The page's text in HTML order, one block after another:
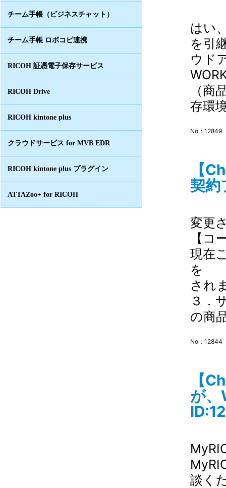
チーム手帳（ビジネスチャット）
チーム手帳 ロボコピ連携
RICOH 証憑電子保存サービス
RICOH Drive
RICOH kintone plus
クラウドサービス for MVB EDR
RICOH kintone plus プラグイン
ATTAZoo+ for RICOH
はい
を引
ウド
（商
存環
No：12849
【
契
変更
【コ
現在
を
され
３．
の商
No：12844
【
が
談く